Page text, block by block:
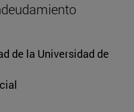
de la Universidad de